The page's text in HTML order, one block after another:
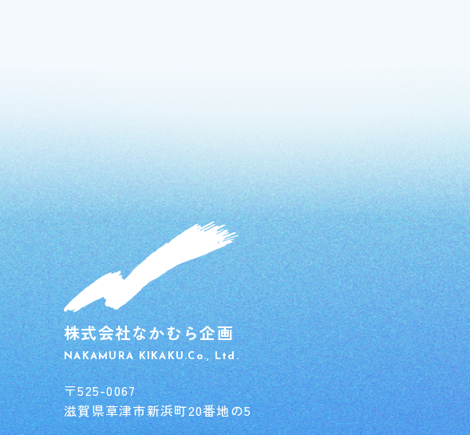
株式会社なかむら企画
NAKAMURA KIKAKU.Co., Ltd.
〒525-0067
滋賀県草津市新浜町20番地の5